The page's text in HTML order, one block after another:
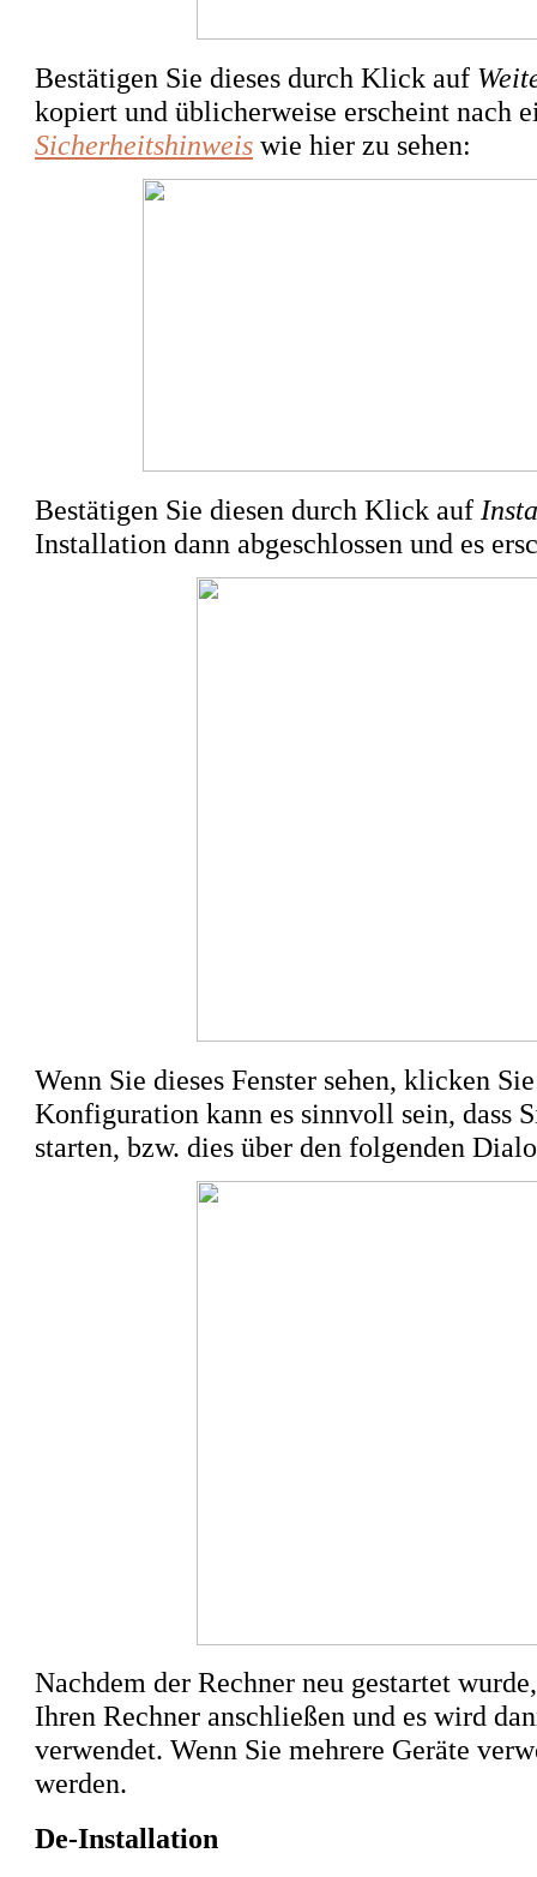
Bestätigen Sie dieses durch Klick auf
kopiert und üblicherweise erscheint nach
Sicherheitshinweis wie hier zu sehen:
Bestätigen Sie diesen durch Klick auf
Installation dann abgeschlossen und es
Wenn Sie dieses Fenster sehen, klicken
Konfiguration kann es sinnvoll sein, dass
starten, bzw. dies über den folgenden
Nachdem der Rechner neu gestartet
Ihren Rechner anschließen und es wird
verwendet. Wenn Sie mehrere Geräte
werden.
De-Installation